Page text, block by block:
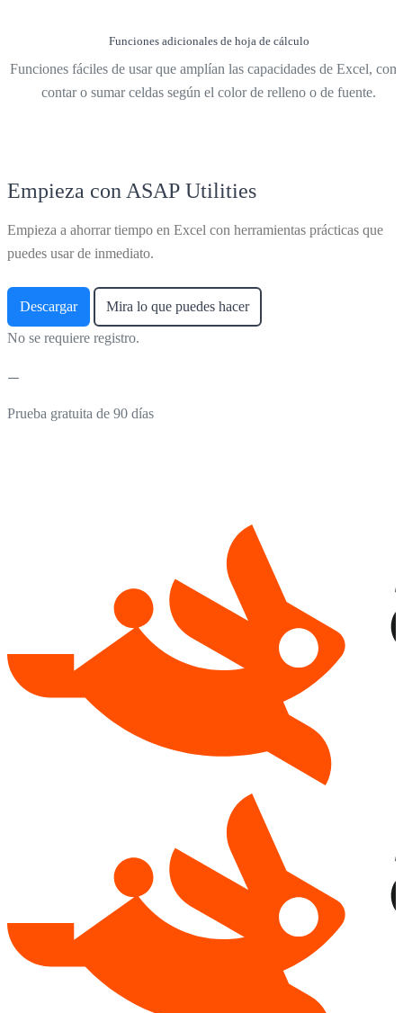
Funciones adicionales de hoja de cálculo
Funciones fáciles de usar que amplían las capacidades de Excel,
contar o sumar celdas según el color de relleno o de fuente.
Empieza con ASAP Utilities
Empieza a ahorrar tiempo en Excel con herramientas prácticas que
puedes usar de inmediato.
Descargar Mira lo que puedes hacer
No se requiere registro.
Prueba gratuita de 90 días